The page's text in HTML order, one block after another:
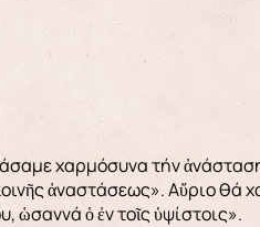
χαρμόσυνα τήν
ἀναστάσεως». Αὔριο θά
ὡσαννά ὁ ἐν τοῖς ὑψίστοις».